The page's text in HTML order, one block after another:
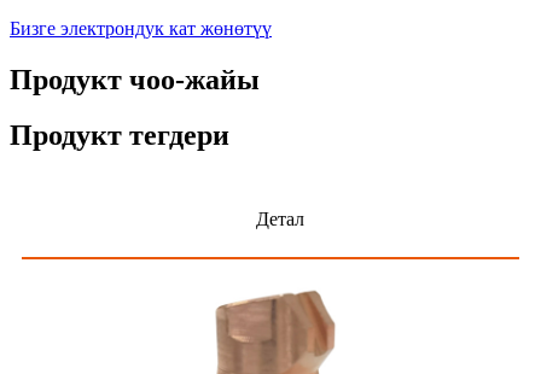
Бизге электрондук кат жөнөтүү
Продукт чоо-жайы
Продукт тегдери
Детал